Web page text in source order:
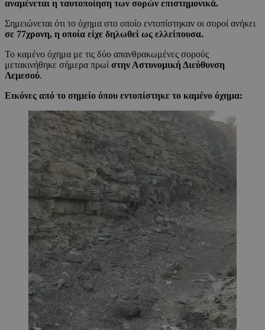
αναμένεται η ταυτοποίηση των σορών επιστημονικά.
Σημειώνεται ότι το όχημα στο οποίο εντοπίστηκαν οι σοροί ανήκει
σε 77χρονη, η οποία είχε δηλωθεί ως ελλείπουσα.
Το καμένο όχημα με τις δύο απανθρακωμένες σορούς
μετακινήθηκε σήμερα πρωί στην Αστυνομική Διεύθυνση
Λεμεσού.
Εικόνες από το σημείο όπου εντοπίστηκε το καμένο όχημα: